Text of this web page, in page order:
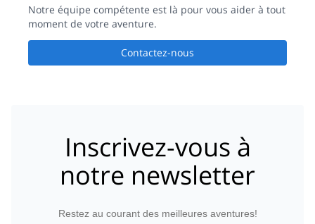
Notre équipe compétente est là pour vous aider à tout
moment de votre aventure.
Contactez-nous
Inscrivez-vous à
notre newsletter
Restez au courant des meilleures aventures!